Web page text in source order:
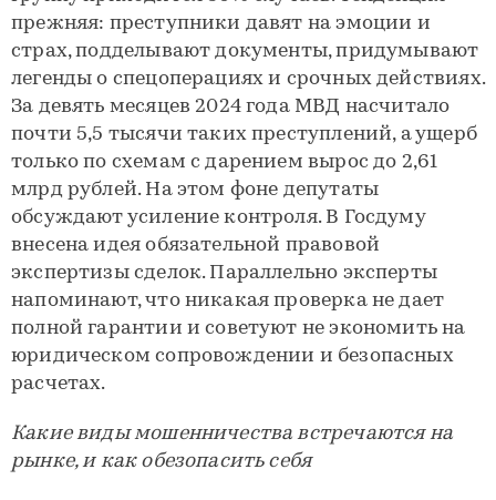
прежняя: преступники давят на эмоции и
страх, подделывают документы, придумывают
легенды о спецоперациях и срочных действиях.
За девять месяцев 2024 года МВД насчитало
почти 5,5 тысячи таких преступлений, а ущерб
только по схемам с дарением вырос до 2,61
млрд рублей. На этом фоне депутаты
обсуждают усиление контроля. В Госдуму
внесена идея обязательной правовой
экспертизы сделок. Параллельно эксперты
напоминают, что никакая проверка не дает
полной гарантии и советуют не экономить на
юридическом сопровождении и безопасных
расчетах.
Какие виды мошенничества встречаются на
рынке, и как обезопасить себя